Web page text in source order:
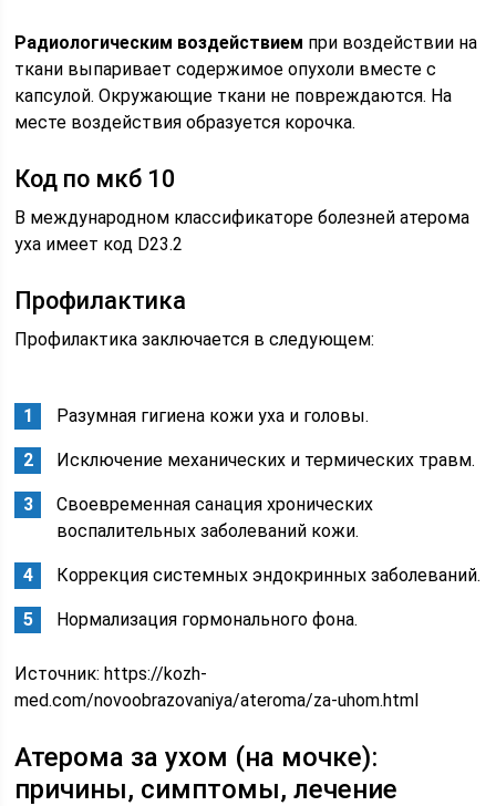
Радиологическим воздействием при воздействии на
ткани выпаривает содержимое опухоли вместе с
капсулой. Окружающие ткани не повреждаются. На
месте воздействия образуется корочка.
Код по мкб 10
В международном классификаторе болезней атерома
уха имеет код D23.2
Профилактика
Профилактика заключается в следующем:
Разумная гигиена кожи уха и головы.
Исключение механических и термических травм.
Своевременная санация хронических
воспалительных заболеваний кожи.
Коррекция системных эндокринных заболеваний.
Нормализация гормонального фона.
Источник:https://kozh-
med.com/novoobrazovaniya/ateroma/za-uhom.html
Атерома за ухом (на мочке):
причины, симптомы, лечение